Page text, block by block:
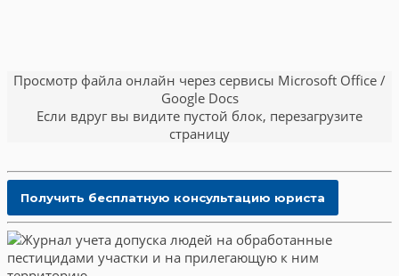
Просмотр файла онлайн через сервисы Microsoft Office /
Google Docs
Если вдруг вы видите пустой блок, перезагрузите
страницу